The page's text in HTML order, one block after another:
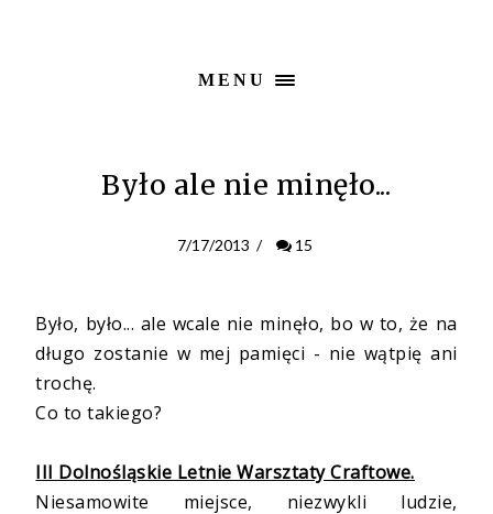
MENU
Było ale nie minęło...
7/17/2013 / 15
Było, było... ale wcale nie minęło, bo w to, że na
długo zostanie w mej pamięci - nie wątpię ani
trochę.
Co to takiego?
III Dolnośląskie Letnie Warsztaty Craftowe.
Niesamowite miejsce, niezwykli ludzie,